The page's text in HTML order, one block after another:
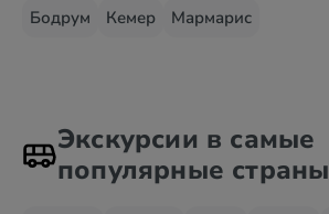
Бодрум
Кемер Мармарис
Экскурсии в самые
популярные страны